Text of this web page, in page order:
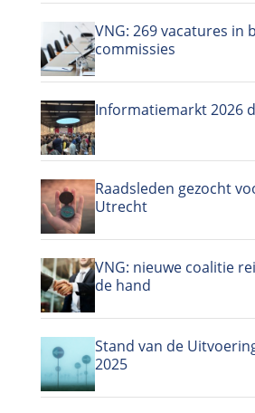
VNG: 269 vacatures in
commissies
Informatiemarkt 2026
Raadsleden gezocht
Utrecht
VNG: nieuwe coalitie
de hand
Stand van de
2025